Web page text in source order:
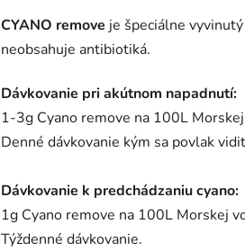
CYANO remove je špeciálne
neobsahuje antibiotiká.
Dávkovanie pri akútnom napadnutí:
1-3g Cyano remove na 100L
Denné dávkovanie kým sa povlak
Dávkovanie k predchádzaniu cyano:
1g Cyano remove na 100L Morskej
Týždenné dávkovanie.